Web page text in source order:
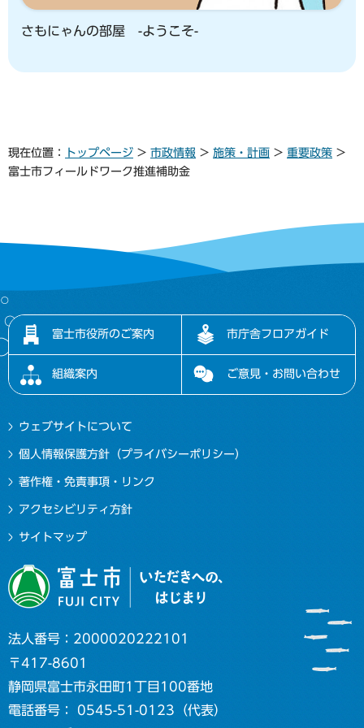
さもにゃんの部屋 -ようこそ-
現在位置： トップページ > 市政情報 > 施策・計画 > 重要政策 >
富士市フィールドワーク推進補助金
富士市役所のご案内 市庁舎フロアガイド
組織案内 ご意見・お問い合わせ
ウェブサイトについて
個人情報保護方針（プライバシーポリシー）
著作権・免責事項・リンク
アクセシビリティ方針
サイトマップ
法人番号：2000020222101
〒417-8601
静岡県富士市永田町1丁目100番地
電話番号： 0545-51-0123（代表）